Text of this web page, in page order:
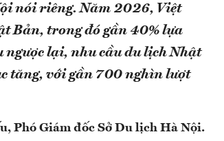
nói riêng. Năm 2026, Việt
Bản, trong đó gần 40% lựa
ngược lại, nhu cầu du lịch Nhật
tăng, với gần 700 nghìn lượt
Phó Giám đốc Sở Du lịch Hà Nội.